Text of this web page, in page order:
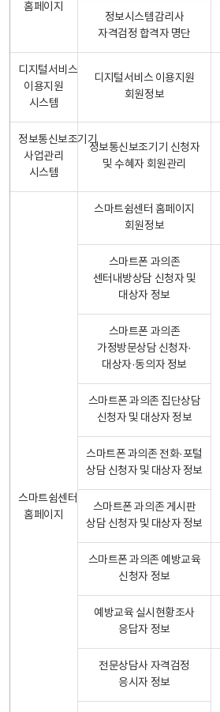
홈페이지
정보시스템감리사
자격검정 합격자 명단
디지털서비스
이용지원
시스템
디지털서비스 이용지원
회원정보
정보통신보조기기
사업관리
시스템
정보통신보조기기 신청자
및 수혜자 회원관리
스마트쉼센터
홈페이지
스마트쉼센터 홈페이지
회원정보
스마트폰 과의존
센터내방상담 신청자 및
대상자 정보
스마트폰 과의존
가정방문상담 신청자·
대상자·동의자 정보
스마트폰 과의존 집단상담
신청자 및 대상자 정보
스마트폰 과의존 전화·포털
상담 신청자 및 대상자 정보
스마트폰 과의존 게시판
상담 신청자 및 대상자 정보
스마트폰 과의존 예방교육
신청자 정보
예방교육 실시현황조사
응답자 정보
전문상담사 자격검정
응시자 정보